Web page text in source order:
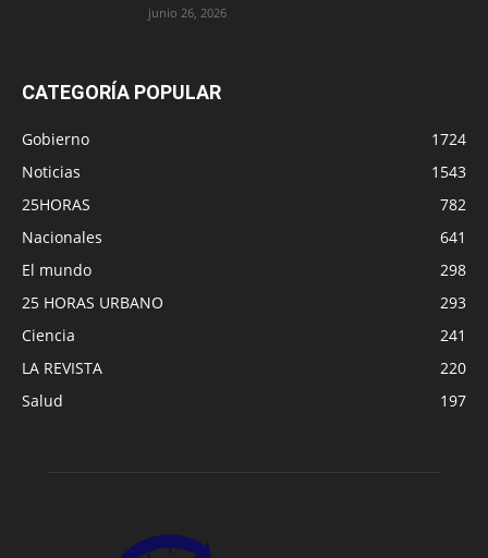
junio 26, 2026
CATEGORÍA POPULAR
Gobierno
1724
Noticias
1543
25HORAS
782
Nacionales
641
El mundo
298
25 HORAS URBANO
293
Ciencia
241
LA REVISTA
220
Salud
197